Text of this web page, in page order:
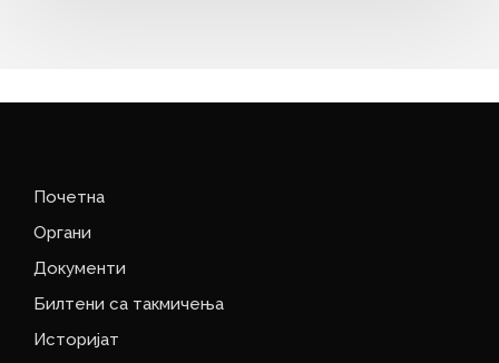
Почетна
Органи
Документи
Билтени са такмичења
Историјат